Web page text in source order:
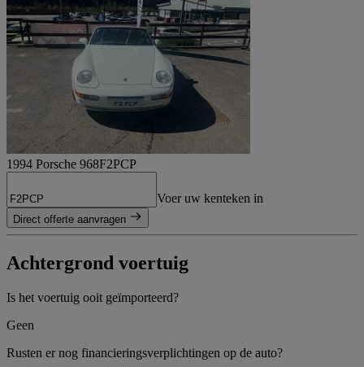
1994 Porsche 968F2PCP
Voer uw kenteken in
Direct offerte aanvragen
Achtergrond voertuig
Is het voertuig ooit geïmporteerd?
Geen
Rusten er nog financieringsverplichtingen op de auto?